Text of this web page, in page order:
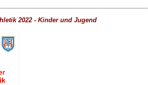
2022 - Kinder und Jugend